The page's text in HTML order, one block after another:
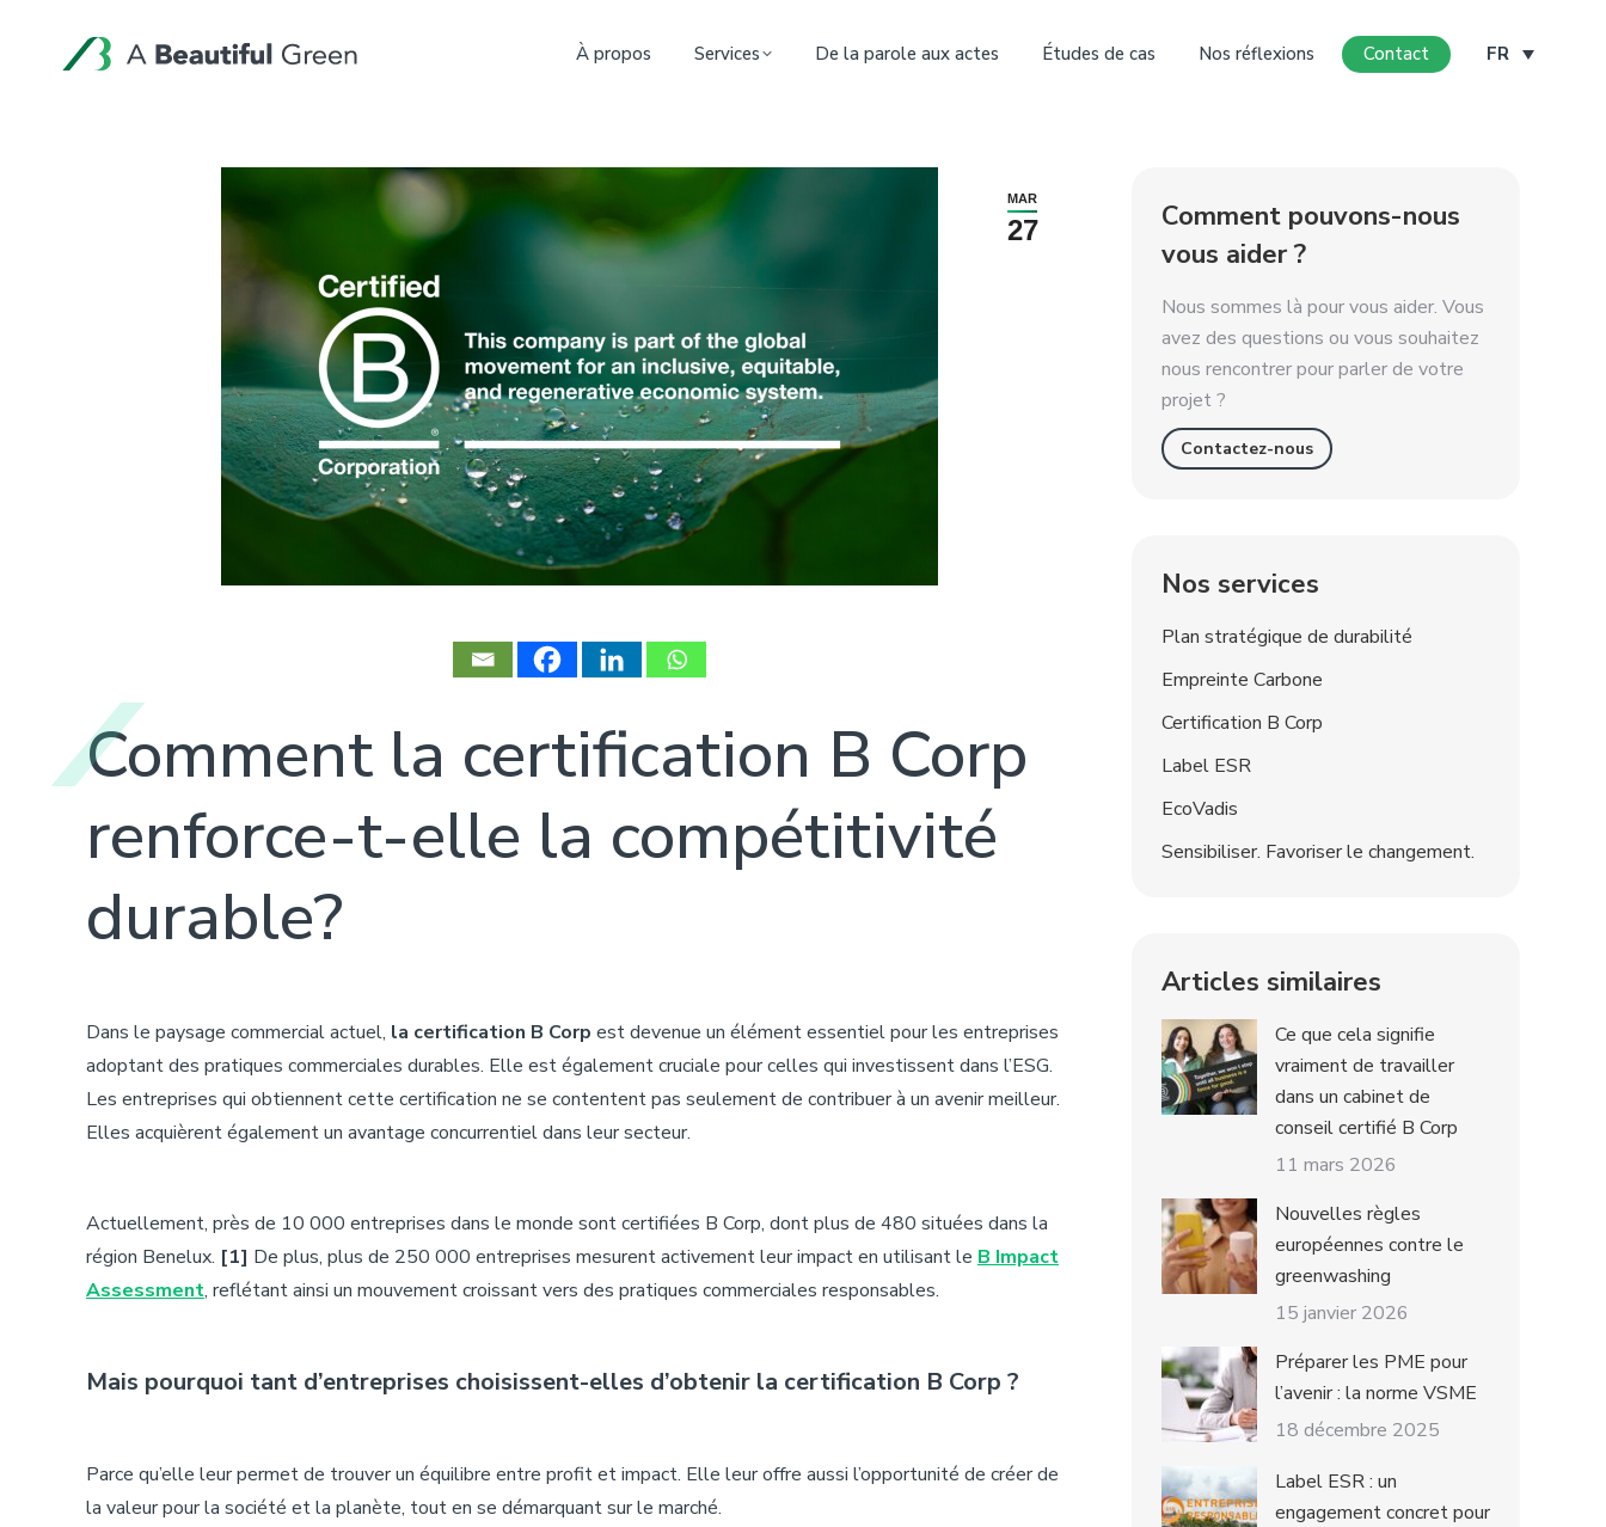
À propos Services De la parole aux actes Études de cas Nos réflexions Contact FR
MAR
27
Comment la certification B Corp
renforce-t-elle la compétitivité
durable?
Dans le paysage commercial actuel, la certification B Corp est devenue un élément essentiel pour les entreprises
adoptant des pratiques commerciales durables. Elle est également cruciale pour celles qui investissent dans l’ESG.
Les entreprises qui obtiennent cette certification ne se contentent pas seulement de contribuer à un avenir meilleur.
Elles acquièrent également un avantage concurrentiel dans leur secteur.
Actuellement, près de 10 000 entreprises dans le monde sont certifiées B Corp, dont plus de 480 situées dans la
région Benelux. [1] De plus, plus de 250 000 entreprises mesurent activement leur impact en utilisant le B Impact
Assessment, reflétant ainsi un mouvement croissant vers des pratiques commerciales responsables.
Mais pourquoi tant d’entreprises choisissent-elles d’obtenir la certification B Corp ?
Parce qu’elle leur permet de trouver un équilibre entre profit et impact. Elle leur offre aussi l’opportunité de créer de
la valeur pour la société et la planète, tout en se démarquant sur le marché.
Comment pouvons-nous
vous aider ?
Nous sommes là pour vous aider. Vous
avez des questions ou vous souhaitez
nous rencontrer pour parler de votre
projet ?
Contactez-nous
Nos services
Plan stratégique de durabilité
Empreinte Carbone
Certification B Corp
Label ESR
EcoVadis
Sensibiliser. Favoriser le changement.
Articles similaires
Ce que cela signifie
vraiment de travailler
dans un cabinet de
conseil certifié B Corp
11 mars 2026
Nouvelles règles
européennes contre le
greenwashing
15 janvier 2026
Préparer les PME pour
l’avenir : la norme VSME
18 décembre 2025
Label ESR : un
engagement concret pour